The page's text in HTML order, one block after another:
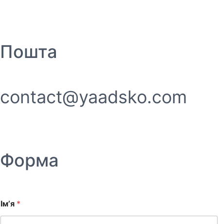
Пошта
contact@yaadsko.com
Форма
Ім’я *